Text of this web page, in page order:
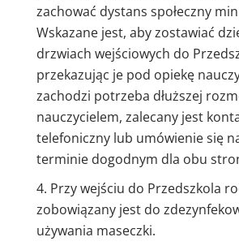
zachować dystans społeczny
Wskazane jest, aby zostawiać
drzwiach wejściowych do
przekazując je pod opiekę
zachodzi potrzeba dłuższej
nauczycielem, zalecany jest
telefoniczny lub umówienie się
terminie dogodnym dla obu
Przy wejściu do Przedszkola
zobowiązany jest do
używania maseczki.